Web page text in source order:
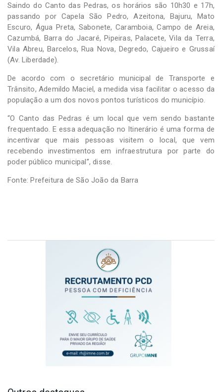
Saindo do Canto das Pedras, os horários são 10h30 e 17h,
passando por Capela São Pedro, Azeitona, Bajuru, Mato
Escuro, Água Preta, Sabonete, Caramboia, Campo de Areia,
Cazumbá, Barra do Jacaré, Pipeiras, Palacete, Vila da Terra,
Vila Abreu, Barcelos, Rua Nova, Degredo, Cajueiro e Grussaí
(Av. Liberdade).
De acordo com o secretário municipal de Transporte e
Trânsito, Ademildo Maciel, a medida visa facilitar o acesso da
população a um dos novos pontos turísticos do município.
“O Canto das Pedras é um local que vem sendo bastante
frequentado. E essa adequação no Itinerário é uma forma de
incentivar que mais pessoas visitem o local, que vem
recebendo investimentos em infraestrutura por parte do
poder público municipal”, disse.
Fonte: Prefeitura de São João da Barra